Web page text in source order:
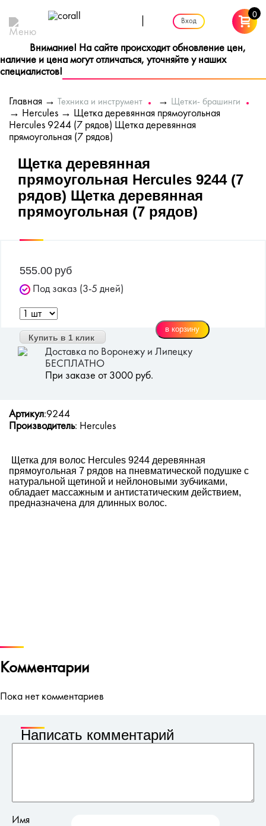
Вход
0
Внимание! На сайте происходит обновление цен,
наличие и цена могут отличаться, уточняйте у наших
специалистов!
Главная→ Техника и инструмент → Щетки- брашинги
→ Hercules→ Щетка деревянная прямоугольная
Hercules 9244 (7 рядов) Щетка деревянная
прямоугольная (7 рядов)
Щетка деревянная
прямоугольная Hercules 9244 (7
рядов) Щетка деревянная
прямоугольная (7 рядов)
555.00 руб
Под заказ (3-5 дней)
Купить в 1 клик
Доставка по Воронежу и Липецку
БЕСПЛАТНО
При заказе от 3000 руб.
Артикул:9244
Производитель: Hercules
Щетка для волос Hercules 9244 деревянная
прямоугольная 7 рядов на пневматической подушке с
натуральной щетиной и нейлоновыми зубчиками,
обладает массажным и антистатическим действием,
предназначена для длинных волос.
Комментарии
Пока нет комментариев
Написать комментарий
Имя